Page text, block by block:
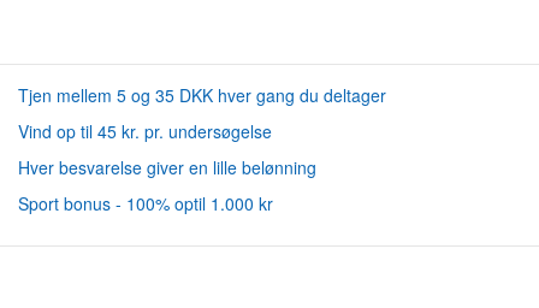
Tjen mellem 5 og 35 DKK hver gang du deltager
Vind op til 45 kr. pr. undersøgelse
Hver besvarelse giver en lille belønning
Sport bonus - 100% optil 1.000 kr